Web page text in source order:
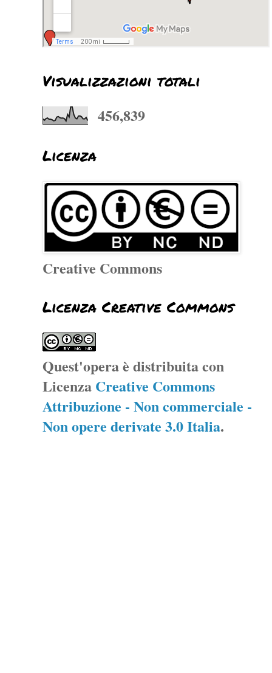
Visualizzazioni totali
456,839
Licenza
Creative Commons
Licenza Creative Commons
Quest'opera è distribuita con
Licenza Creative Commons
Attribuzione - Non commerciale -
Non opere derivate 3.0 Italia.